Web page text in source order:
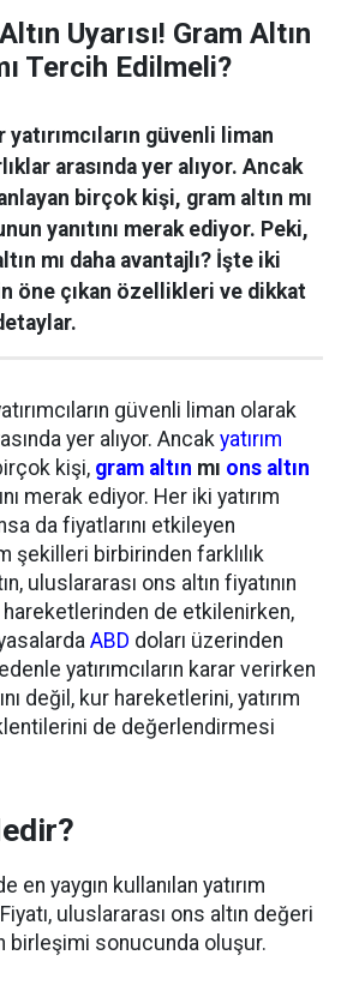
Uyarısı! Gram Altın
Tercih Edilmeli?
yatırımcıların güvenli liman
arasında yer alıyor. Ancak
birçok kişi, gram altın mı
yanıtını merak ediyor. Peki,
mı daha avantajlı? İşte iki
öne çıkan özellikleri ve dikkat
güvenli liman olarak
yer alıyor. Ancak yatırım
kişi, gram altın mı ons altın
merak ediyor. Her iki yatırım
da fiyatlarını etkileyen
şekilleri birbirinden farklılık
uluslararası ons altın fiyatının
hareketlerinden de etkilenirken,
ABD doları üzerinden
yatırımcıların karar verirken
değil, kur hareketlerini, yatırım
de değerlendirmesi
en yaygın kullanılan yatırım
uluslararası ons altın değeri
birleşimi sonucunda oluşur.